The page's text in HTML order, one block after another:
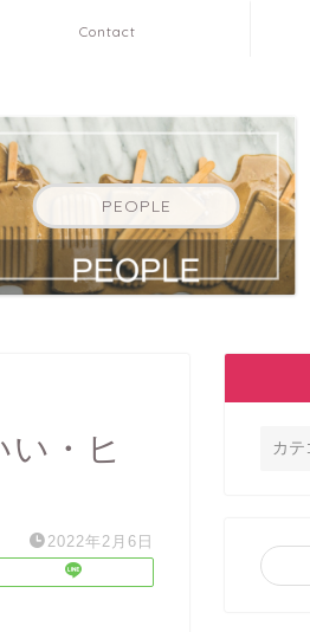
Contact
PEOPLE
・ヒ
2022年2月6日